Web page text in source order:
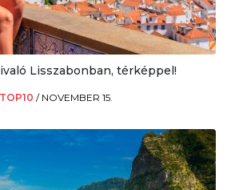
Lisszabonban, térképpel!
TOP10 / NOVEMBER 15.